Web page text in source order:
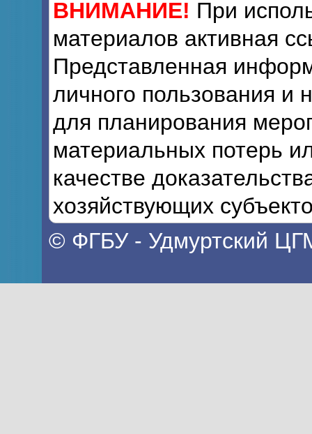
ВНИМАНИЕ! При
материалов активная
Представленная
личного пользования и
для планирования
материальных потерь
качестве
хозяйствующих
© ФГБУ - Удмуртский